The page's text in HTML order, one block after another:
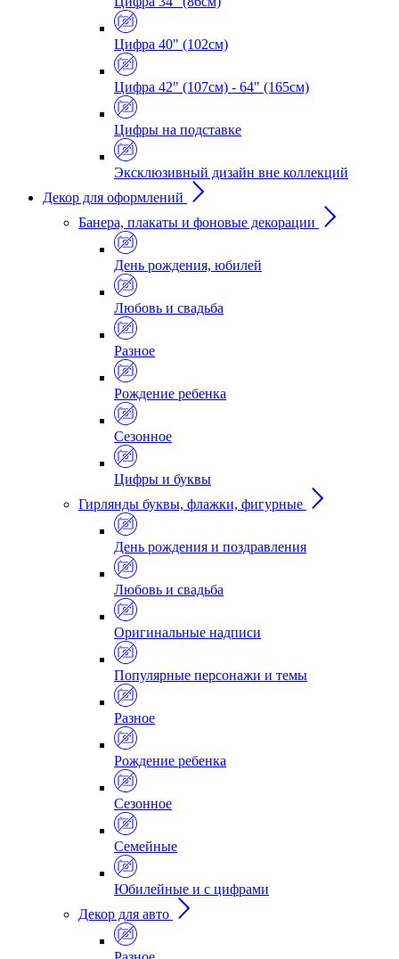
Цифра 40" (102см)
Цифра 42" (107см) - 64" (165см)
Цифры на подставке
Эксклюзивный дизайн вне коллекций
Декор для оформлений
Банера, плакаты и фоновые декорации
День рождения, юбилей
Любовь и свадьба
Разное
Рождение ребенка
Сезонное
Цифры и буквы
Гирлянды буквы, флажки, фигурные
День рождения и поздравления
Любовь и свадьба
Оригинальные надписи
Популярные персонажи и темы
Разное
Рождение ребенка
Сезонное
Семейные
Юбилейные и с цифрами
Декор для авто